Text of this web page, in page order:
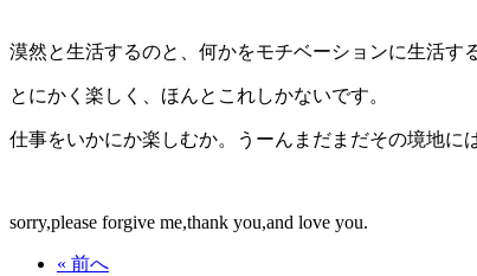
漠然と生活するのと、何かをモチベーションに生活す
とにかく楽しく、ほんとこれしかないです。
仕事をいかにか楽しむか。うーんまだまだその境地に
sorry,please forgive me,thank you,and love you.
« 前へ